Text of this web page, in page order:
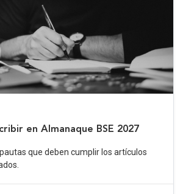
en Almanaque BSE 2027
que deben cumplir los artículos